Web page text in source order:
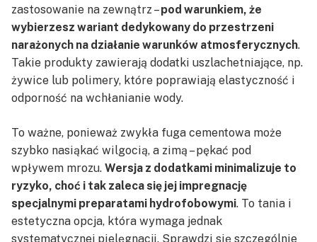
zastosowanie na zewnątrz –pod warunkiem, że
wybierzesz wariant dedykowany do przestrzeni
narażonych na działanie warunków atmosferycznych.
Takie produkty zawierają dodatki uszlachetniające, np.
żywice lub polimery, które poprawiają elastyczność i
odporność na wchłanianie wody.
To ważne, ponieważ zwykła fuga cementowa może
szybko nasiąkać wilgocią, a zimą – pękać pod
wpływem mrozu. Wersja z dodatkami minimalizuje to
ryzyko, choć i tak zaleca się jej impregnację
specjalnymi preparatami hydrofobowymi. To tania i
estetyczna opcja, która wymaga jednak
systematycznej pielęgnacji. Sprawdzi się szczególnie